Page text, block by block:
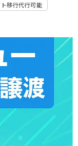
移行代行可能